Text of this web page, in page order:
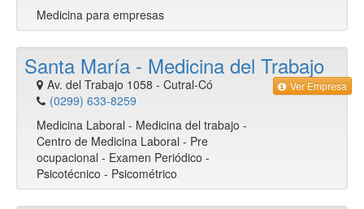
Medicina para empresas
Santa María - Medicina del Trabajo
Av. del Trabajo 1058 - Cutral-Có
(0299) 633-8259
Medicina Laboral - Medicina del trabajo -
Centro de Medicina Laboral - Pre
ocupacional - Examen Periódico -
Psicotécnico - Psicométrico
Ver Empresa